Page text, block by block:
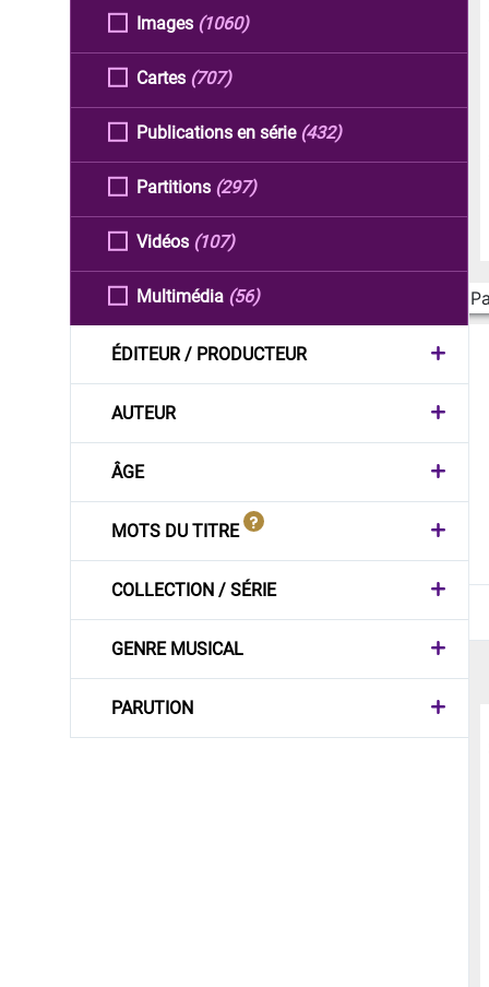
Images (1060)
Cartes (707)
Publications en série (432)
Partitions (297)
Vidéos (107)
Multimédia (56)
ÉDITEUR / PRODUCTEUR
AUTEUR
ÂGE
MOTS DU TITRE
COLLECTION / SÉRIE
GENRE MUSICAL
PARUTION